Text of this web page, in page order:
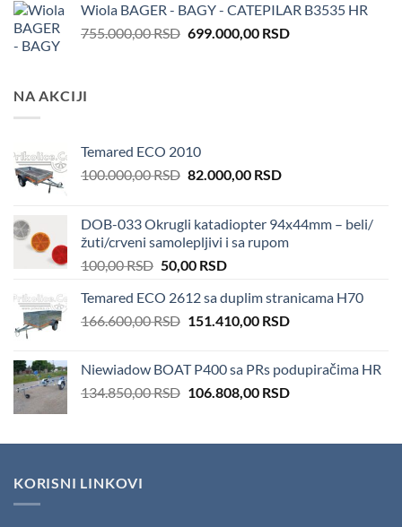
Wiola BAGER - BAGY - CATEPILAR B3535 HR
755.000,00RSD Original
699.000,00 RSDCurrent
NA AKCIJI
Temared ECO 2010
100.000,00RSD Original
100.000,00 RSD.
82.000,00 RSDCurrent
82.000,00 RSD.
DOB-033 Okrugli katadiopter 94x44mm – beli/
žuti/crveni samolepljivi i sa rupom
100,00RSD Original
was:
100,00 RSD.
50,00 RSDCurrent
is:
50,00 RSD.
Temared ECO 2612 sa duplim stranicama H70
166.600,00RSD Original
166.600,00 RSD.
151.410,00 RSDCurrent
151.410,00 RSD.
Niewiadow BOAT P400 sa PRs podupiračima HR
134.850,00RSD Original
134.850,00 RSD.
106.808,00 RSDCurrent
106.808,00 RSD.
KORISNI LINKOVI